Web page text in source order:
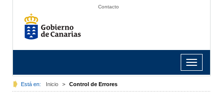
Contacto
Toggle
navigation
Está en: Inicio > Control de Errores